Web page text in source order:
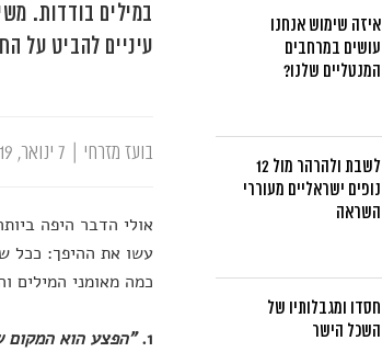
במילים בודדות.
עיניים להביט על
בועז מזרחי
אולי הדבר היפה
כמה מאומני המילים
1. "הפצע הוא המקום
איזה שימוש אנחנו
עושים במרחבים
המנטליים שלנו?
לשבת ולהרהר מול 12
נופים ישראליים מעוררי
השראה
חסדו ומגבלותיו של
השכל הישר